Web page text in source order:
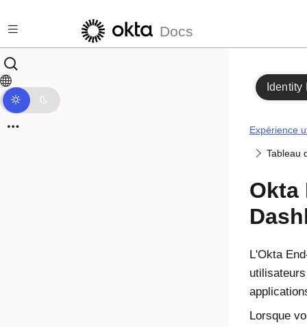
Docs
Identity
Expérience
Tableau
Okta
L'Okta
Lorsque